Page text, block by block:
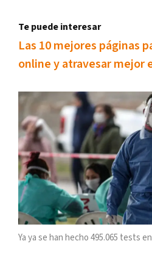
Te puede interesar
Las 10 mejores páginas
online y atravesar mejor
Ya ya se han hecho 495.065 tests